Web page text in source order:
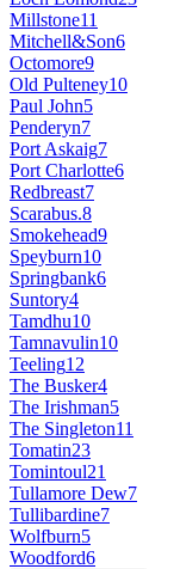
Millstone11
Mitchell&Son6
Octomore9
Old Pulteney10
Paul John5
Penderyn7
Port Askaig7
Port Charlotte6
Redbreast7
Scarabus.8
Smokehead9
Speyburn10
Springbank6
Suntory4
Tamdhu10
Tamnavulin10
Teeling12
The Busker4
The Irishman5
The Singleton11
Tomatin23
Tomintoul21
Tullamore Dew7
Tullibardine7
Wolfburn5
Woodford6